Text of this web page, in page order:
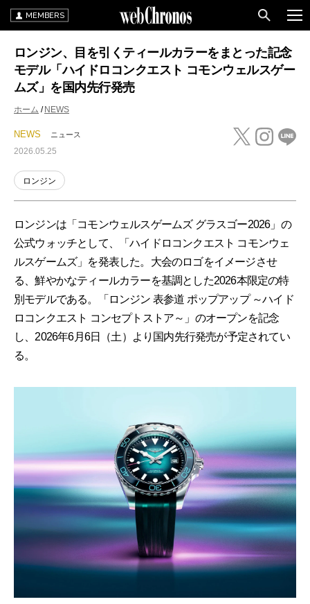
MEMBERS
ロンジン、目を引くティールカラーをまとった記念
モデル「ハイドロコンクエスト コモンウェルスゲー
ムズ」を国内先行発売
ホーム NEWS
NEWS ニュース
2026.05.25
ロンジン
ロンジンは「コモンウェルスゲームズ グラスゴー2026」の
公式ウォッチとして、「ハイドロコンクエスト コモンウェ
ルスゲームズ」を発表した。大会のロゴをイメージさせ
る、鮮やかなティールカラーを基調とした2026本限定の特
別モデルである。「ロンジン 表参道 ポップアップ ～ハイド
ロコンクエスト コンセプトストア～」のオープンを記念
し、2026年6月6日（土）より国内先行発売が予定されてい
る。